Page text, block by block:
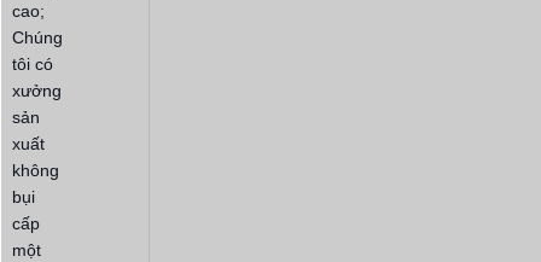
cao;
Chúng
tôi có
xưởng
sản
xuất
không
bụi
cấp
một